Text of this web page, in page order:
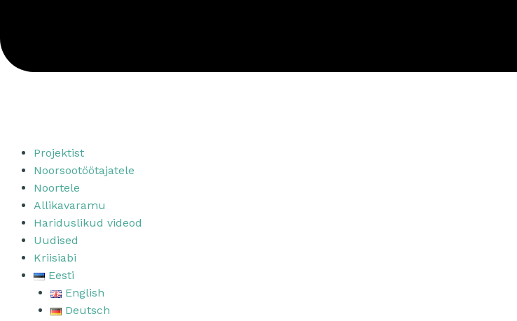
Projektist
Noorsootöötajatele
Noortele
Allikavaramu
Hariduslikud videod
Uudised
Kriisiabi
Eesti
English
Deutsch